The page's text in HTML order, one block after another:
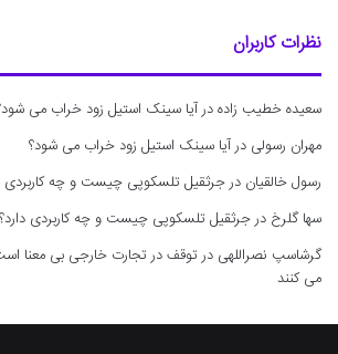
نظرات کاربران
سعیده خطیب زادهدرآیا سینک استیل زود خراب می
مهران رسولی درآیا سینک استیل زود خراب می شود؟
رسول خالقیان درجرثقیل تلسکوپی چیست و چه کاربردی
سها گلرخ درجرثقیل تلسکوپی چیست و چه کاربردی دارد؟
گرشاسپ نصراللهی درتوقف در تجارت خارجی بی معنا
می کنند